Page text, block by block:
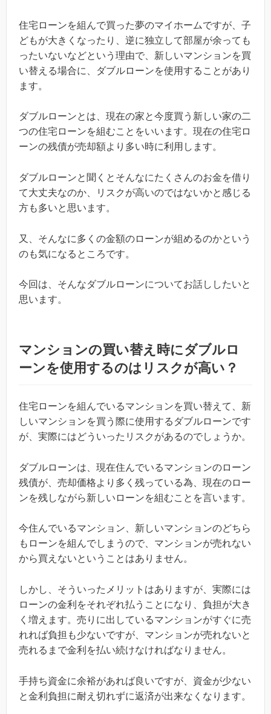
住宅ローンを組んで買った夢のマイホームですが、子
どもが大きくなったり、逆に独立して部屋が余っても
ったいないなどという理由で、新しいマンションを買
い替える場合に、ダブルローンを使用することがあり
ます。
ダブルローンとは、現在の家と今度買う新しい家の二
つの住宅ローンを組むことをいいます。現在の住宅ロ
ーンの残債が売却額より多い時に利用します。
ダブルローンと聞くとそんなにたくさんのお金を借り
て大丈夫なのか、リスクが高いのではないかと感じる
方も多いと思います。
又、そんなに多くの金額のローンが組めるのかという
のも気になるところです。
今回は、そんなダブルローンについてお話ししたいと
思います。
マンションの買い替え時にダブルロ
ーンを使用するのはリスクが高い？
住宅ローンを組んでいるマンションを買い替えて、新
しいマンションを買う際に使用するダブルローンです
が、実際にはどういったリスクがあるのでしょうか。
ダブルローンは、現在住んでいるマンションのローン
残債が、売却価格より多く残っている為、現在のロー
ンを残しながら新しいローンを組むことを言います。
今住んでいるマンション、新しいマンションのどちら
もローンを組んでしまうので、マンションが売れない
から買えないということはありません。
しかし、そういったメリットはありますが、実際には
ローンの金利をそれぞれ払うことになり、負担が大き
く増えます。売りに出しているマンションがすぐに売
れれば負担も少ないですが、マンションが売れないと
売れるまで金利を払い続けなければなりません。
手持ち資金に余裕があれば良いですが、資金が少ない
と金利負担に耐え切れずに返済が出来なくなります。